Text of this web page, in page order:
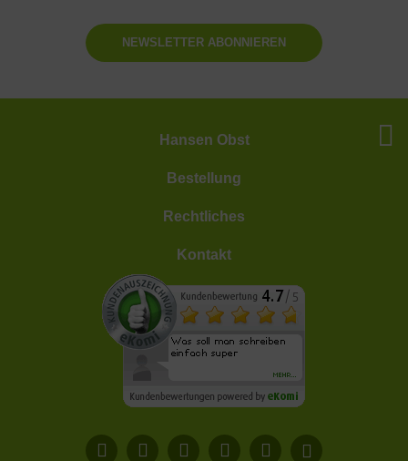
NEWSLETTER ABONNIEREN
Hansen Obst
Bestellung
Rechtliches
Kontakt